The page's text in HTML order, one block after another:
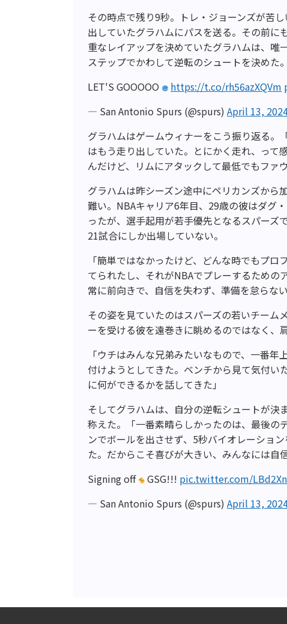
その時点で残り9秒。トレ・ジョーンズが苦
出していたグラハムにパスを送る。その前に
重なレイアップを決めていたグラハムは、唯
ステップでかわして逆転のシュートを決めた。
LET'S GOOOOO
https://t.co/rh56azXQVm
— San Antonio Spurs (@spurs) April 13,
グラハムはゲームウィナーをこう振り返る。
はもう走り出していた。とにかく走れ、って
んだけど、リムにアタックして最低でもファ
グラハムは昨シーズン途中にペリカンズから
難い。NBAキャリア6年目、29歳の彼はダグ
ったが、選手起用が若手優先となるスパーズ
21試合にしか出場していない。
「簡単ではなかったけど、どんな時でもプ
てられたし、それがNBAでプレーするための
常に前向きで、自信を失わず、準備を怠らな
その姿を見ていたのはスパーズの若いチーム
ーを受ける彼を遠巻きに眺めるのではなく、
「ウチはみんな兄弟みたいなもので、一番
付けようとしてきた。ベンチから見て気付い
に何ができるかを話してきた」
そしてグラハムは、自分の逆転シュートが決
称えた。「一番素晴らしかったのは、最後の
ンでボールを出させず、5秒バイオレーショ
た。だからこそ喜びが大きい、みんなには自
Signing off
GSG!!! pic.twitter.com/
— San Antonio Spurs (@spurs) April 13,